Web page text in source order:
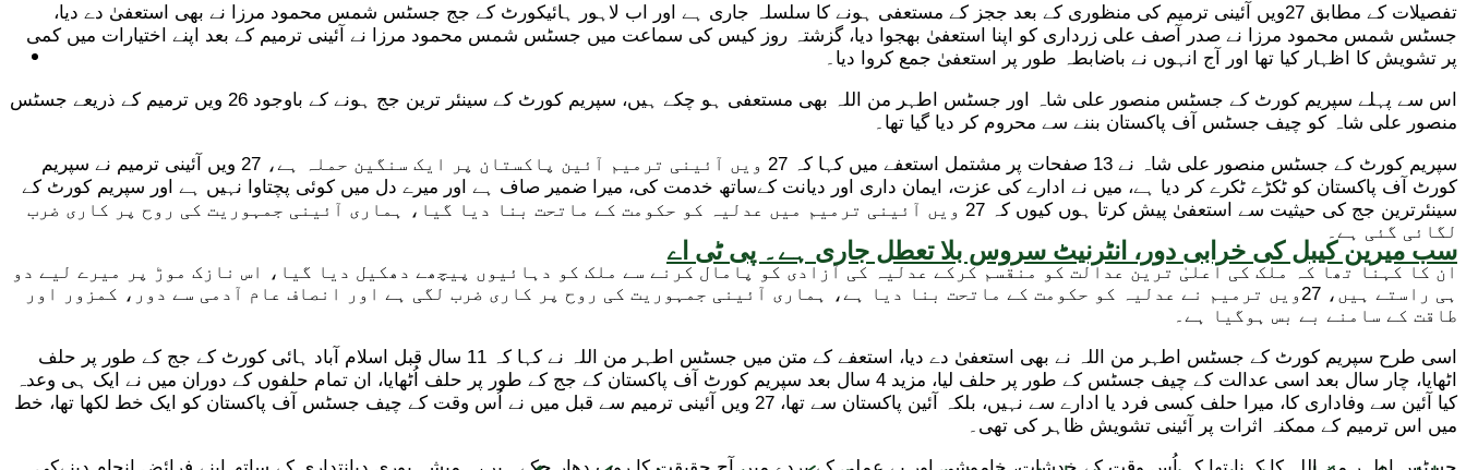
سب میرین کیبل کی خرابی دور، انٹرنیٹ سروس بلا تعطل جاری ہے۔ پی ٹی اے
تفصیلات کے مطابق 27ویں آئینی ترمیم کی منظوری کے بعد ججز کے مستعفی ہونے کا سلسلہ جاری ہے اور اب لاہور ہائیکورٹ کے جج جسٹس شمس محمود مرزا نے بھی استعفیٰ دے دیا،
جسٹس شمس محمود مرزا نے صدر آصف علی زرداری کو اپنا استعفیٰ بھجوا دیا، گزشتہ روز کیس کی سماعت میں جسٹس شمس محمود مرزا نے آئینی ترمیم کے بعد اپنے اختیارات میں کمی
پر تشویش کا اظہار کیا تھا اور آج انہوں نے باضابطہ طور پر استعفیٰ جمع کروا دیا۔
اس سے پہلے سپریم کورٹ کے جسٹس منصور علی شاہ اور جسٹس اطہر من اللہ بھی مستعفی ہو چکے ہیں، سپریم کورٹ کے سینئر ترین جج ہونے کے باوجود 26 ویں ترمیم کے ذریعے جسٹس
منصور علی شاہ کو چیف جسٹس آف پاکستان بننے سے محروم کر دیا گیا تھا۔
سپریم کورٹ کے جسٹس منصور علی شاہ نے 13 صفحات پر مشتمل استعفے میں کہا کہ 27 ویں آئینی ترمیم آئین پاکستان پر ایک سنگین حملہ ہے، 27 ویں آئینی ترمیم نے سپریم
کورٹ آف پاکستان کو ٹکڑے ٹکرے کر دیا ہے، میں نے ادارے کی عزت، ایمان داری اور دیانت کےساتھ خدمت کی، میرا ضمیر صاف ہے اور میرے دل میں کوئی پچتاوا نہیں ہے اور سپریم کورٹ کے
سینئرترین جج کی حیثیت سے استعفیٰ پیش کرتا ہوں کیوں کہ 27 ویں آئینی ترمیم میں عدلیہ کو حکومت کے ماتحت بنا دیا گیا، ہماری آئینی جمہوریت کی روح پر کاری ضرب
لگائی گئی ہے۔
ان کا کہنا تھا کہ ملک کی اعلیٰ ترین عدالت کو منقسم کرکے عدلیہ کی آزادی کو پامال کرنے سے ملک کو دہائیوں پیچھے دھکیل دیا گیا، اس نازک موڑ پر میرے لیے دو
ہی راستے ہیں، 27ویں ترمیم نے عدلیہ کو حکومت کے ماتحت بنا دیا ہے، ہماری آئینی جمہوریت کی روح پر کاری ضرب لگی ہے اور انصاف عام آدمی سے دور، کمزور اور
طاقت کے سامنے بے بس ہوگیا ہے۔
اسی طرح سپریم کورٹ کے جسٹس اطہر من اللہ نے بھی استعفیٰ دے دیا، استعفے کے متن میں جسٹس اطہر من اللہ نے کہا کہ 11 سال قبل اسلام آباد ہائی کورٹ کے جج کے طور پر حلف
اٹھایا، چار سال بعد اسی عدالت کے چیف جسٹس کے طور پر حلف لیا، مزید 4 سال بعد سپریم کورٹ آف پاکستان کے جج کے طور پر حلف اُٹھایا، ان تمام حلفوں کے دوران میں نے ایک ہی وعدہ
کیا آئین سے وفاداری کا، میرا حلف کسی فرد یا ادارے سے نہیں، بلکہ آئین پاکستان سے تھا، 27 ویں آئینی ترمیم سے قبل میں نے اُس وقت کے چیف جسٹس آف پاکستان کو ایک خط لکھا تھا، خط
میں اس ترمیم کے ممکنہ اثرات پر آئینی تشویش ظاہر کی تھی۔